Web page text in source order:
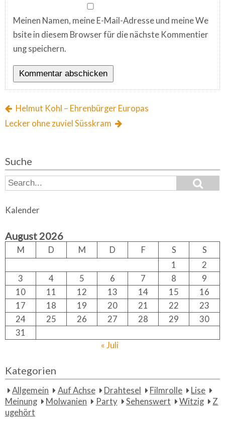
Meinen Namen, meine E-Mail-Adresse und meine We
bsite in diesem Browser für die nächste Kommentier
ung speichern.
Helmut Kohl – Ehrenbürger Europas
Lecker ohne zuviel Süsskram
Suche
S
e
r
h
o
r:
e
Kalender
August 2026
M D M D F S
S
1
2
3
4 5 6 7 8
9
10
11 12 13 14 15
16
17
18 19 20 21 22
23
24
25 26 27 28 29
30
31
« Juli
Kategorien
Allgemein Auf Achse Drahtesel Filmrolle
Lise
Meinung
Molwanien Party Sehenswert Witzig
Z
ugehört